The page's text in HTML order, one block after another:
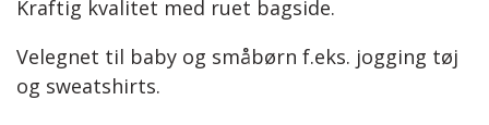
Bomuld 8/4
Easy Care
Herre
Børn
Steinbach Pinde
Tilbehør
Kraftig kvalitet med ruet bagside.
Velegnet til baby og småbørn f.eks. jogging tøj
og sweatshirts.